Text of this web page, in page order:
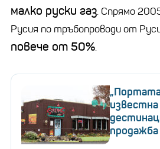
малко руски газ. Спрямо
Русия по тръбопроводи от
повече от 50%.
„Портата
продажба